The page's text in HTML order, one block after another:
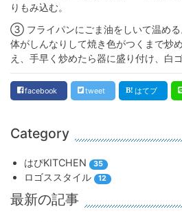
りもみ込む。
③ フライパンにごま油をしいて温める
体がしんなりして焼き色がつくまで炒
え、手早く炒めたら器に盛り付け、白ゴ
facebook tweet はてブ
Category
はぴKITCHEN 35
ロゴススタイル 12
最新の記事